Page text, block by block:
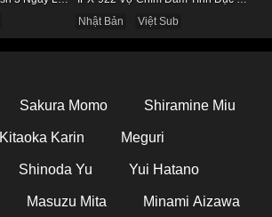
Nhật Bản
Việt Sub
Sakura Momo Shiramine Miu
Kitaoka Karin Meguri
Shinoda Yu Yui Hatano
Masuzu Mita Minami Aizawa